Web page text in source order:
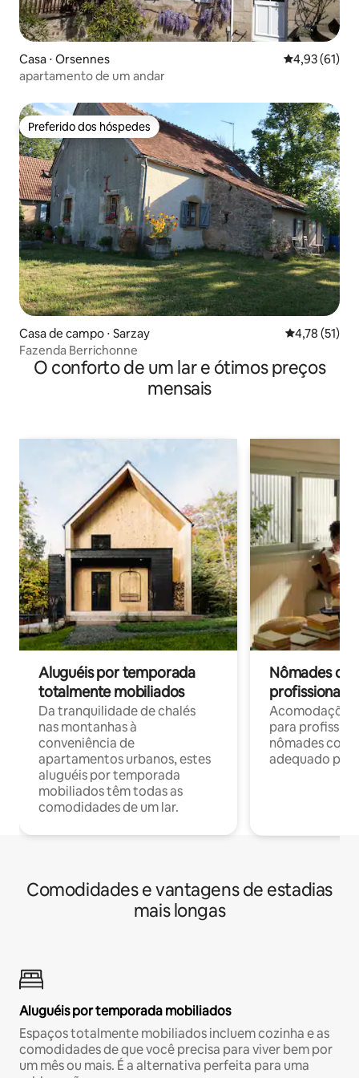
Casa ⋅ Orsennes 4,93 de uma
4,93 (61)
apartamento de um andar
Preferido dos hóspedes
Preferido dos hóspedes
Casa de campo ⋅ Sarzay 4,78 de uma
4,78 (51)
Fazenda Berrichonne
O conforto de um lar e ótimos preços
mensais
Aluguéis por temporada
totalmente mobiliados
Da tranquilidade de chalés
nas montanhas à
conveniência de
apartamentos urbanos, estes
aluguéis por temporada
mobiliados têm todas as
comodidades de um lar.
Nômades
profissionais
para
nômades com
adequado
Comodidades e vantagens de estadias
mais longas
Aluguéis por temporada mobiliados
Espaços totalmente mobiliados incluem cozinha e as
comodidades de que você precisa para viver bem por
um mês ou mais. É a alternativa perfeita para uma